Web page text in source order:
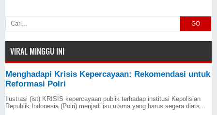
GO
VIRAL MINGGU INI
Menghadapi Krisis Kepercayaan: Rekomendasi untuk
Reformasi Polri
Ilustrasi (ist) KRISIS kepercayaan publik terhadap institusi Kepolisian
Republik Indonesia (Polri) menjadi isu utama yang harus segera diata...